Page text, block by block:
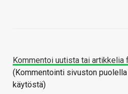
Kommentoi uutista tai artikkelia
(Kommentointi sivuston
käytöstä)